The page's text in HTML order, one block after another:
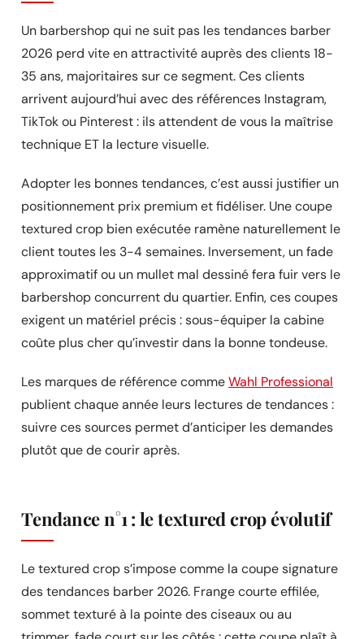
Un barbershop qui ne suit pas les tendances barber
2026 perd vite en attractivité auprès des clients 18-
35 ans, majoritaires sur ce segment. Ces clients
arrivent aujourd’hui avec des références Instagram,
TikTok ou Pinterest : ils attendent de vous la maîtrise
technique ET la lecture visuelle.
Adopter les bonnes tendances, c’est aussi justifier un
positionnement prix premium et fidéliser. Une coupe
textured crop bien exécutée ramène naturellement le
client toutes les 3-4 semaines. Inversement, un fade
approximatif ou un mullet mal dessiné fera fuir vers le
barbershop concurrent du quartier. Enfin, ces coupes
exigent un matériel précis : sous-équiper la cabine
coûte plus cher qu’investir dans la bonne tondeuse.
Les marques de référence commeWahl Professional
publient chaque année leurs lectures de tendances :
suivre ces sources permet d’anticiper les demandes
plutôt que de courir après.
Tendance n°1 : le textured crop évolutif
Le textured crop s’impose comme la coupe signature
des tendances barber 2026. Frange courte effilée,
sommet texturé à la pointe des ciseaux ou au